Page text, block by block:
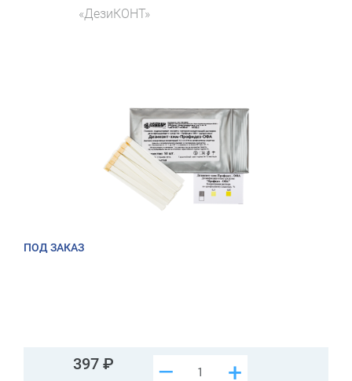
«ДезиКОНТ»
ПОД ЗАКАЗ
397 +
–